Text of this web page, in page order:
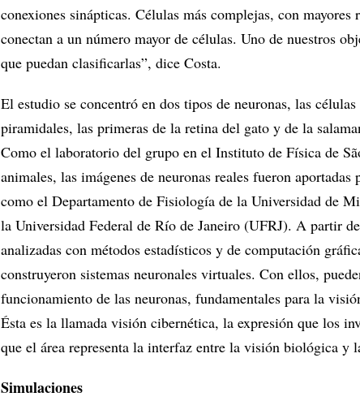
conexiones sinápticas. Células más complejas, con
conectan a un número mayor de células. Uno de nuestros
que puedan clasificarlas”, dice Costa.
El estudio se concentró en dos tipos de neuronas, las
piramidales, las primeras de la retina del gato y de la
Como el laboratorio del grupo en el Instituto de Física de
animales, las imágenes de neuronas reales fueron
como el Departamento de Fisiología de la Universidad de
la Universidad Federal de Río de Janeiro (UFRJ). A partir
analizadas con métodos estadísticos y de computación
construyeron sistemas neuronales virtuales. Con ellos,
funcionamiento de las neuronas, fundamentales para la
Ésta es la llamada visión cibernética, la expresión que los
que el área representa la interfaz entre la visión biológica y
Simulaciones